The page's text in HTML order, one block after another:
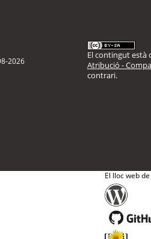
2026
El contingut està
Atribució -
contrari.
El lloc web